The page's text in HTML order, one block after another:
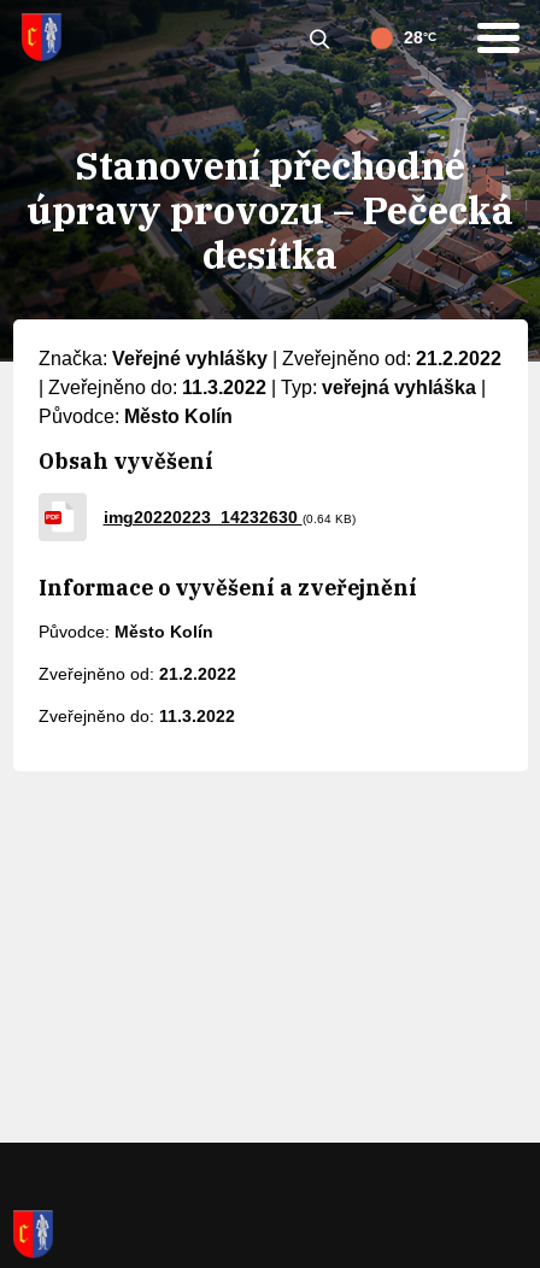
28°C
Stanovení přechodné
úpravy provozu – Pečecká
desítka
Značka: Veřejné vyhlášky Zveřejněno od: 21.2.2022
Zveřejněno do: 11.3.2022 Typ: veřejná vyhláška
Původce: Město Kolín
Obsah vyvěšení
PDF img20220223_14232630 (0.64 KB)
Informace o vyvěšení a zveřejnění
Původce: Město Kolín
Zveřejněno od: 21.2.2022
Zveřejněno do: 11.3.2022